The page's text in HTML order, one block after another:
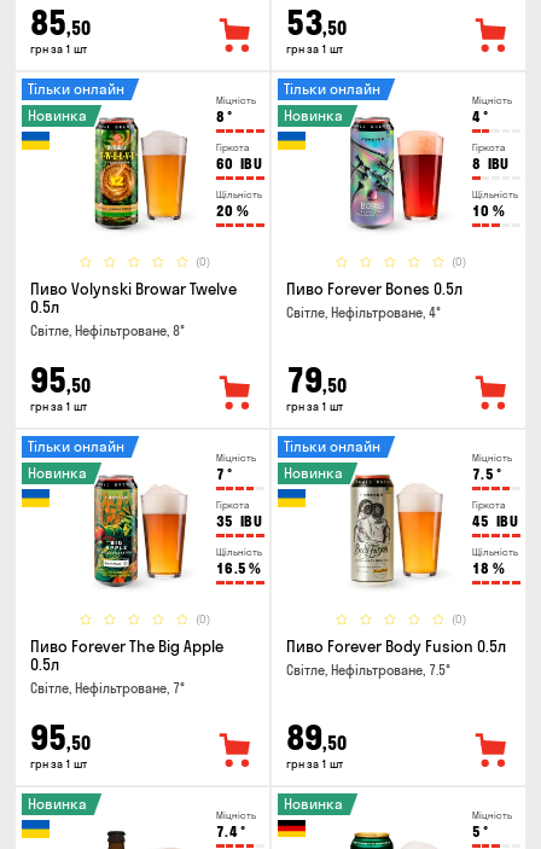
85,50
грн за 1 шт
53,50
грн за 1 шт
Міцність
8 °
Гіркота
60 IBU
Щільність
20 %
(0)
Тільки онлайн
Новинка
Пиво Volynski Browar Twelve
0.5л
Світле, Нефільтроване, 8°
95,50
грн за 1 шт
Міцність
4°
Гіркота
8 IBU
Щільність
10 %
(0)
Тільки онлайн
Новинка
Пиво Forever Bones 0.5л
Світле, Нефільтроване, 4°
79,50
грн за 1 шт
Міцність
7 °
Гіркота
35 IBU
Щільність
16.5 %
(0)
Тільки онлайн
Новинка
Пиво Forever The Big Apple
0.5л
Світле, Нефільтроване, 7°
95,50
грн за 1 шт
Міцність
7.5 °
Гіркота
45 IBU
Щільність
18 %
(0)
Тільки онлайн
Новинка
Пиво Forever Body Fusion 0.5л
Світле, Нефільтроване, 7.5°
89,50
грн за 1 шт
Міцність
7.4°
Новинка
Міцність
5 °
Новинка